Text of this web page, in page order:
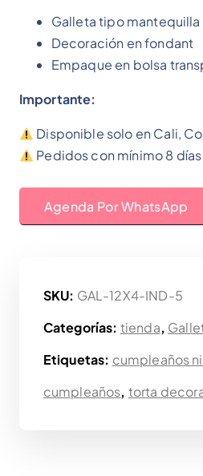
Galleta tipo mantequilla
Decoración en fondant
Empaque en bolsa
Importante:
Disponible solo en Cali,
Pedidos con mínimo 8
Agenda Por WhatsApp
SKU: GAL-12X4-IND-5
Categorías: tienda,
Etiquetas: cumpleaños
cumpleaños, torta